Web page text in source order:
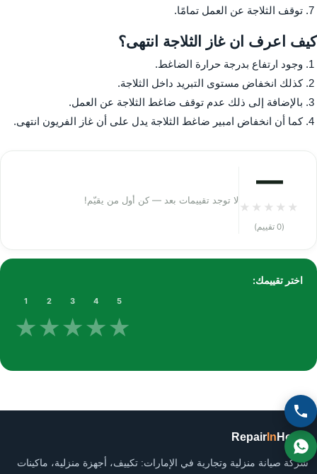
توقف الثلاجة عن العمل تمامًا.
كيف اعرف ان غاز الثلاجة انتهى؟
وجود ارتفاع بدرجة حرارة الضاغط.
كذلك انخفاض مستوى التبريد داخل الثلاجة.
بالإضافة إلى ذلك عدم توقف ضاغط الثلاجة عن العمل.
كما أن انخفاض امبير ضاغط الثلاجة يدل على أن غاز الفريون انتهى.
—
★
★
★
★
★
(0 تقييم)
لا توجد تقييمات بعد — كن أول من يقيّم!
اختر تقييمك:
1
★
2
★
3
★
4
★
5
★
Repair In Home
شركة صيانة منزلية وتجارية في الإمارات: تكييف، أجهزة منزلية، ماكينات